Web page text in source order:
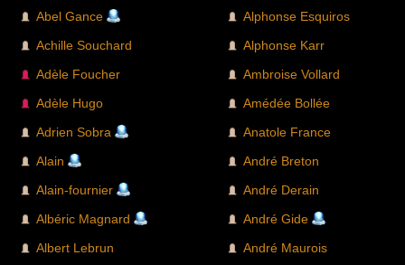
Abel Gance
Achille Souchard
Adèle Foucher
Adèle Hugo
Adrien Sobra
Alain
Alain-fournier
Albéric Magnard
Albert Lebrun
Alphonse Esquiros
Alphonse Karr
Ambroise Vollard
Amédée Bollée
Anatole France
André Breton
André Derain
André Gide
André Maurois